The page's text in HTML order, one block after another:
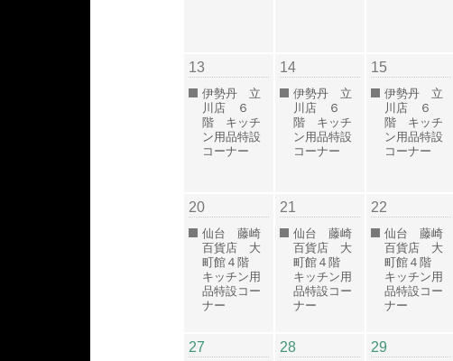
13
伊勢丹 立
川店 ６
階 キッチ
ン用品特設
コーナー
14
伊勢丹 立
川店 ６
階 キッチ
ン用品特設
コーナー
15
伊勢丹 立
川店 ６
階 キッチ
ン用品特設
コーナー
20
仙台 藤崎
百貨店 大
町館４階
キッチン用
品特設コー
ナー
21
仙台 藤崎
百貨店 大
町館４階
キッチン用
品特設コー
ナー
22
仙台 藤崎
百貨店 大
町館４階
キッチン用
品特設コー
ナー
27 28 29